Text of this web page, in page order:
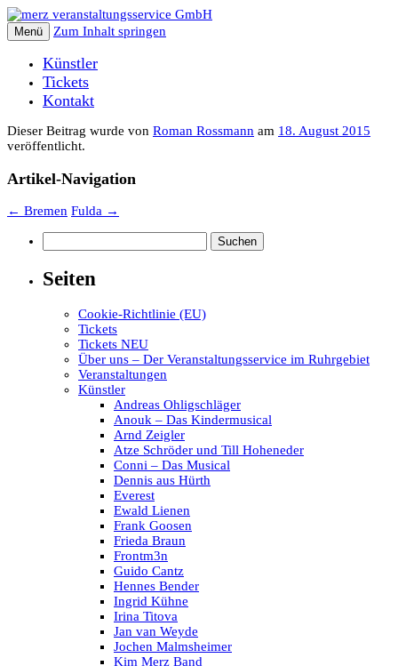
Menü Zum Inhalt springen
Künstler
Tickets
Kontakt
Dieser Beitrag wurde von Roman Rossmann am 18. August 2015
veröffentlicht.
Artikel-Navigation
← Bremen Fulda →
nach:
Seiten
Cookie-Richtlinie (EU)
Tickets
Tickets NEU
Über uns – Der Veranstaltungsservice im Ruhrgebiet
Veranstaltungen
Künstler
Andreas Ohligschläger
Anouk – Das Kindermusical
Arnd Zeigler
Atze Schröder und Till Hoheneder
Conni – Das Musical
Dennis aus Hürth
Everest
Ewald Lienen
Frank Goosen
Frieda Braun
Frontm3n
Guido Cantz
Hennes Bender
Ingrid Kühne
Irina Titova
Jan van Weyde
Jochen Malmsheimer
Kim Merz Band